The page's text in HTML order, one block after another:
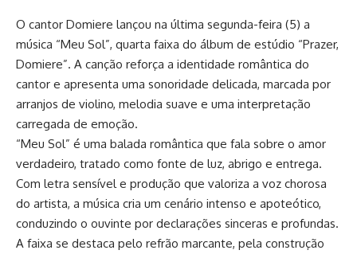
O cantor Domiere lançou na última segunda-feira (5) a
música “Meu Sol”, quarta faixa do álbum de estúdio “Prazer,
Domiere”. A canção reforça a identidade romântica do
cantor e apresenta uma sonoridade delicada, marcada por
arranjos de violino, melodia suave e uma interpretação
carregada de emoção.
“Meu Sol” é uma balada romântica que fala sobre o amor
verdadeiro, tratado como fonte de luz, abrigo e entrega.
Com letra sensível e produção que valoriza a voz chorosa
do artista, a música cria um cenário intenso e apoteótico,
conduzindo o ouvinte por declarações sinceras e profundas.
A faixa se destaca pelo refrão marcante, pela construção